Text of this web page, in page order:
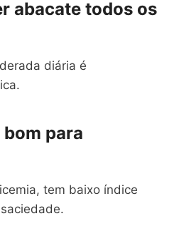
abacate todos os
diária é
bom para
tem baixo índice